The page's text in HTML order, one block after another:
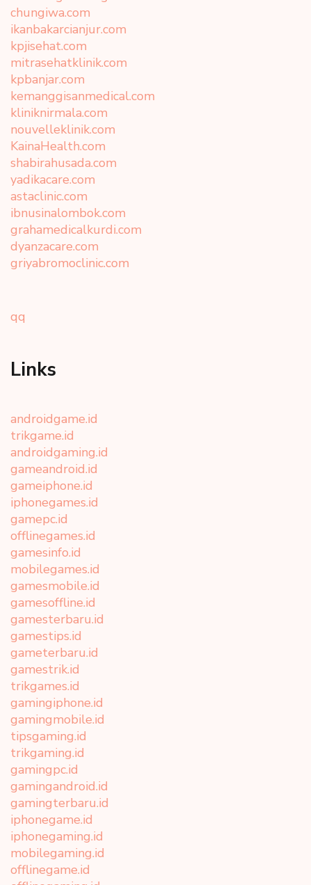
chungiwa.com
ikanbakarcianjur.com
kpjisehat.com
mitrasehatklinik.com
kpbanjar.com
kemanggisanmedical.com
kliniknirmala.com
nouvelleklinik.com
KainaHealth.com
shabirahusada.com
yadikacare.com
astaclinic.com
ibnusinalombok.com
grahamedicalkurdi.com
dyanzacare.com
griyabromoclinic.com
qq
Links
androidgame.id
trikgame.id
androidgaming.id
gameandroid.id
gameiphone.id
iphonegames.id
gamepc.id
offlinegames.id
gamesinfo.id
mobilegames.id
gamesmobile.id
gamesoffline.id
gamesterbaru.id
gamestips.id
gameterbaru.id
gamestrik.id
trikgames.id
gamingiphone.id
gamingmobile.id
tipsgaming.id
trikgaming.id
gamingpc.id
gamingandroid.id
gamingterbaru.id
iphonegame.id
iphonegaming.id
mobilegaming.id
offlinegame.id